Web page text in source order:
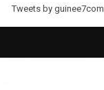
Tweets by guinee7com